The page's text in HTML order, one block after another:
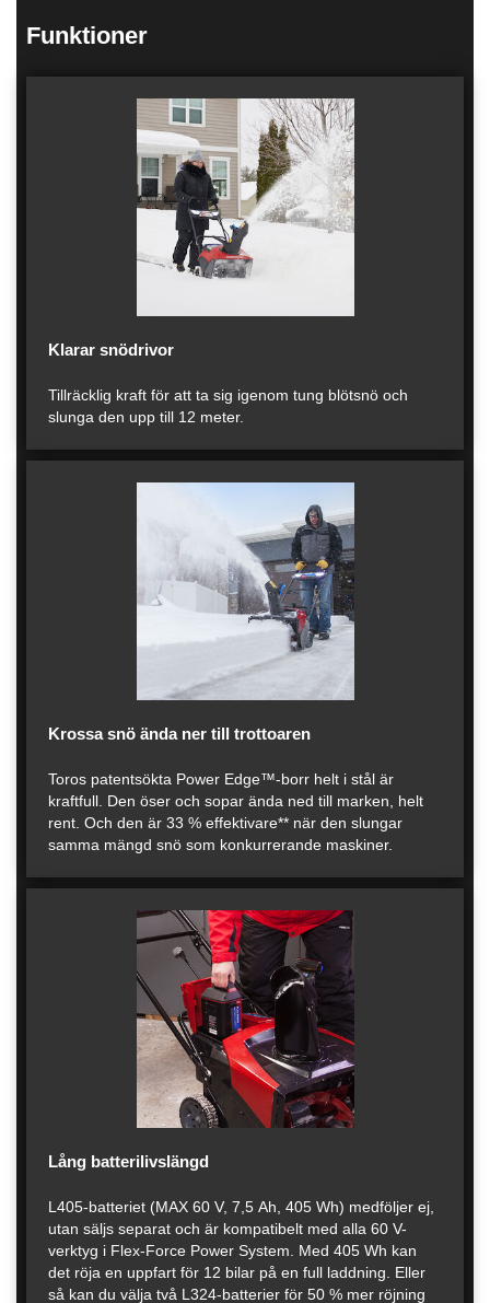
Funktioner
Klarar snödrivor
Tillräcklig kraft för att ta sig igenom tung blötsnö och
slunga den upp till 12 meter.
Krossa snö ända ner till trottoaren
Toros patentsökta Power Edge™-borr helt i stål är
kraftfull. Den öser och sopar ända ned till marken, helt
rent. Och den är 33 % effektivare** när den slungar
samma mängd snö som konkurrerande maskiner.
Lång batterilivslängd
L405-batteriet (MAX 60 V, 7,5 Ah, 405 Wh) medföljer ej,
utan säljs separat och är kompatibelt med alla 60 V-
verktyg i Flex-Force Power System. Med 405 Wh kan
det röja en uppfart för 12 bilar på en full laddning. Eller
så kan du välja två L324-batterier för 50 % mer röjning